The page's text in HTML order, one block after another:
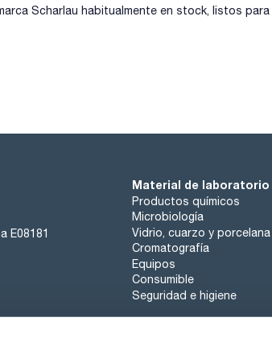
Scharlau habitualmente en stock, listos para
E08181
Material de laboratorio
Productos químicos
Microbiología
Vidrio, cuarzo y porcelana
Cromatografía
Equipos
Consumible
Seguridad e higiene